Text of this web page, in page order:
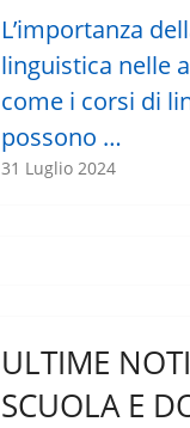
L’importanza
linguistica nelle
come i corsi di
possono …
31 Luglio 2024
ULTIME
SCUOLA E